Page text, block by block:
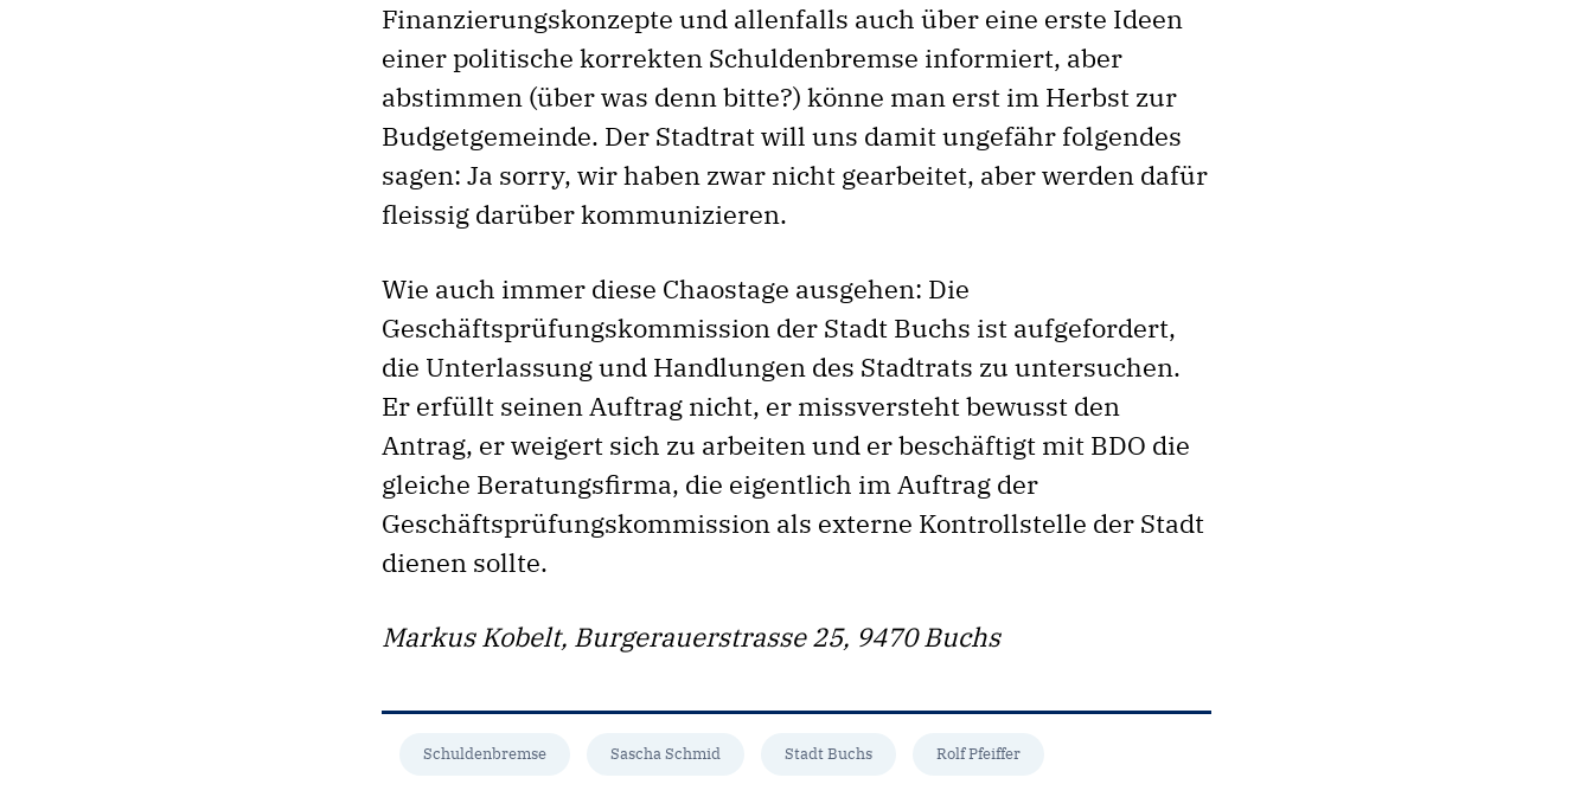
Finanzierungskonzepte und allenfalls auch über eine erste Ideen
einer politische korrekten Schuldenbremse informiert, aber
abstimmen (über was denn bitte?) könne man erst im Herbst zur
Budgetgemeinde. Der Stadtrat will uns damit ungefähr folgendes
sagen: Ja sorry, wir haben zwar nicht gearbeitet, aber werden dafür
fleissig darüber kommunizieren.
Wie auch immer diese Chaostage ausgehen: Die
Geschäftsprüfungskommission der Stadt Buchs ist aufgefordert,
die Unterlassung und Handlungen des Stadtrats zu untersuchen.
Er erfüllt seinen Auftrag nicht, er missversteht bewusst den
Antrag, er weigert sich zu arbeiten und er beschäftigt mit BDO die
gleiche Beratungsfirma, die eigentlich im Auftrag der
Geschäftsprüfungskommission als externe Kontrollstelle der Stadt
dienen sollte.
Markus Kobelt, Burgerauerstrasse 25, 9470 Buchs
Schuldenbremse Sascha Schmid Stadt Buchs Rolf Pfeiffer